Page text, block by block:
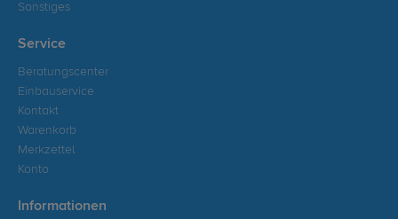
Sonstiges
Service
Beratungscenter
Einbauservice
Kontakt
Warenkorb
Merkzettel
Konto
Informationen